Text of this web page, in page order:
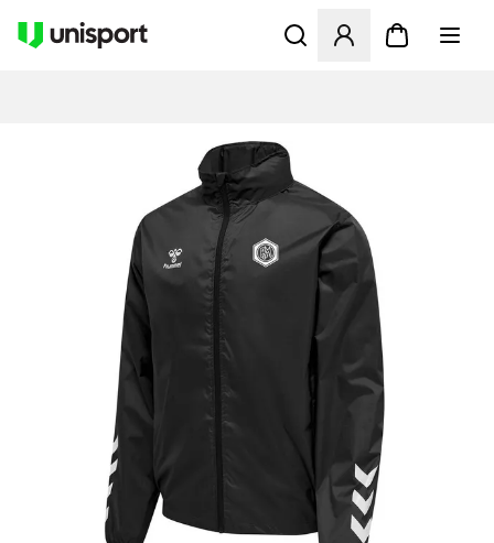
Öffnet ein Fenster zum